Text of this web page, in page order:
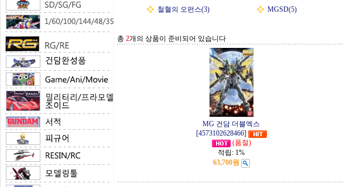
철혈의 오펀스(3)
MGSD(5)
총 2개의 상품이 준비되어 있습니다
MG 건담 더블엑스
[4573102628466]
(품절)
적립: 1%
63,700원